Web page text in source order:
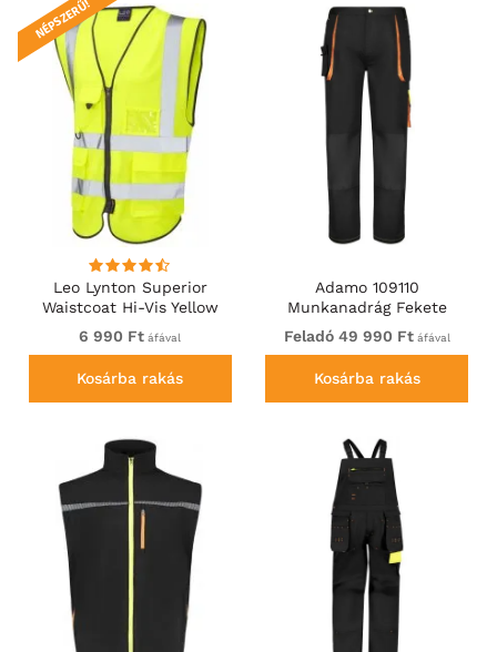
Leo Lynton Superior
Waistcoat Hi-Vis Yellow
NÉPSZERŰ!
6 990 Ft áfával
Kosárba rakás
Adamo 109110
Munkanadrág Fekete
Feladó 49 990 Ftáfával
Kosárba rakás